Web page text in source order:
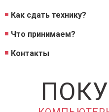
Как сдать технику?
Что принимаем?
Контакты